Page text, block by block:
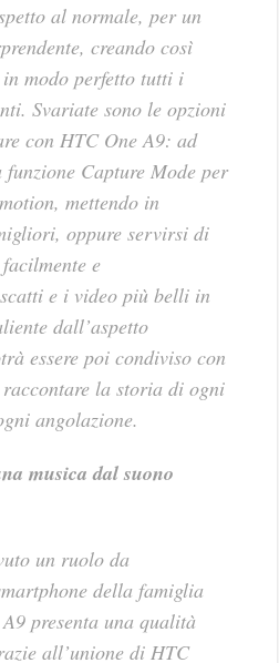
al normale, per un
creando così
modo perfetto tutti i
Svariate sono le opzioni
con HTC One A9: ad
Capture Mode per
mettendo in
oppure servirsi di
e
e i video più belli in
dall’aspetto
essere poi condiviso con
la storia di ogni
angolazione.
musica dal suono
un ruolo da
della famiglia
presenta una qualità
all’unione di HTC